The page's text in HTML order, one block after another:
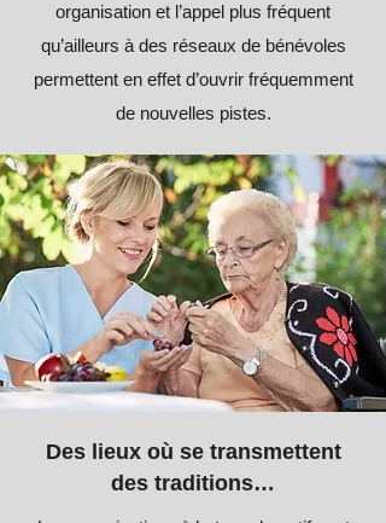
organisation et l’appel plus fréquent
qu’ailleurs à des réseaux de bénévoles
permettent en effet d’ouvrir fréquemment
de nouvelles pistes.
Des lieux où se transmettent
des traditions…